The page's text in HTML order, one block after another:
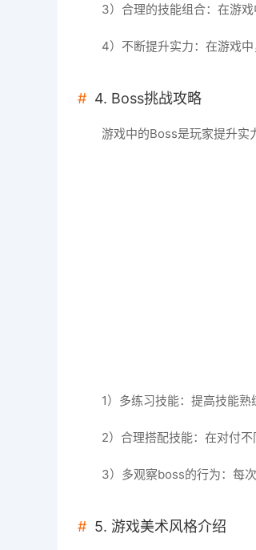
3）合理的技能组合：在游
4）不断提升实力：在游戏
4. Boss挑战攻略
游戏中的Boss是玩家提升实
1）多练习技能：提高技能
2）合理搭配技能：在对付
3）多观察boss的行为：每
5. 游戏美术风格介绍